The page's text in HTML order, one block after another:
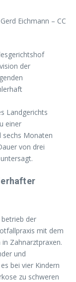
Eichmann – CC
der
Landgerichts
einer
sechs Monaten
von drei
der
mit dem
Zahnarztpraxen.
und
bei vier Kindern
zu schweren